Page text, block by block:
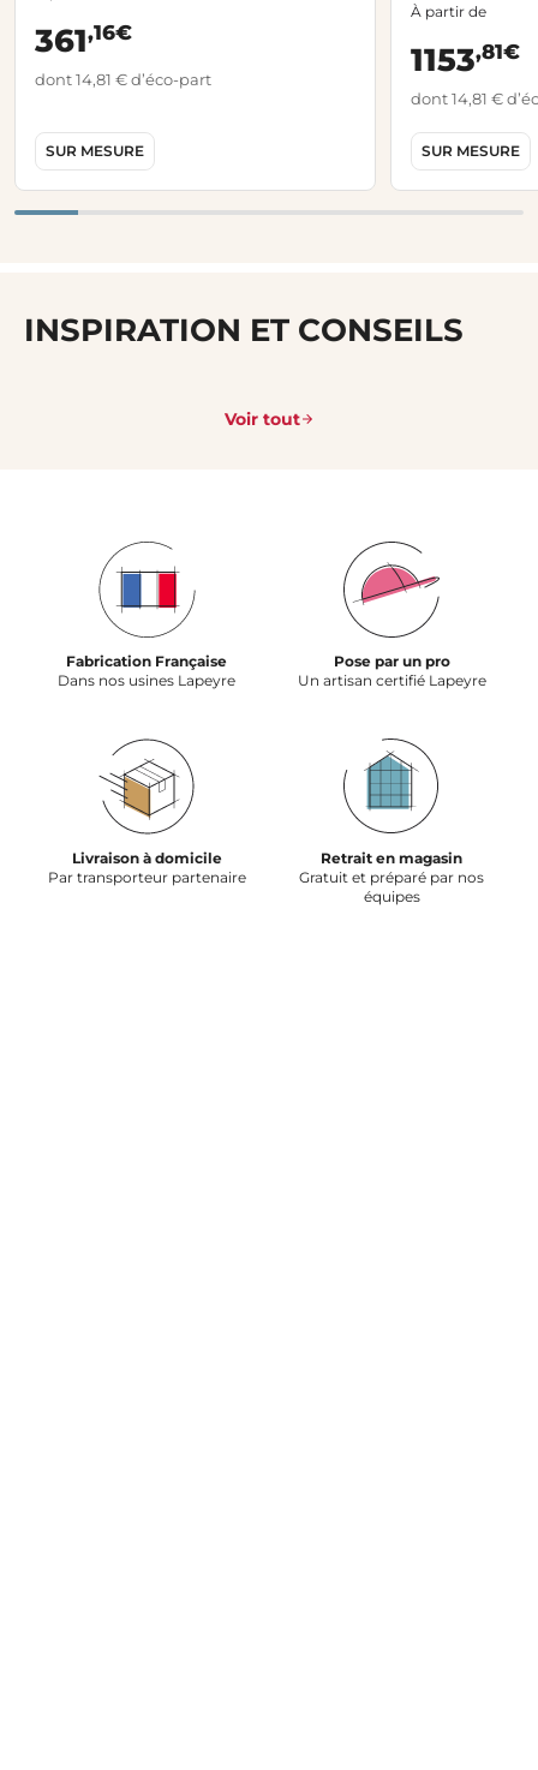
361,16€
dont 14,81 € d’éco-part
SUR MESURE
À partir de
1153,81€
dont 14,81 €
SUR MESURE
INSPIRATION ET CONSEILS
Voir tout
Fabrication Française
Dans nos usines Lapeyre
Pose par un pro
Un artisan certifié Lapeyre
Livraison à domicile
Par transporteur partenaire
Retrait en magasin
Gratuit et préparé par nos
équipes